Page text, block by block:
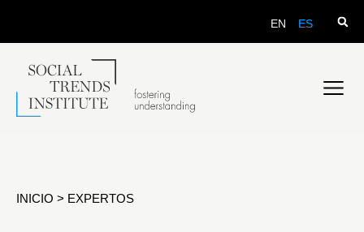
EN ES
INICIO > EXPERTOS